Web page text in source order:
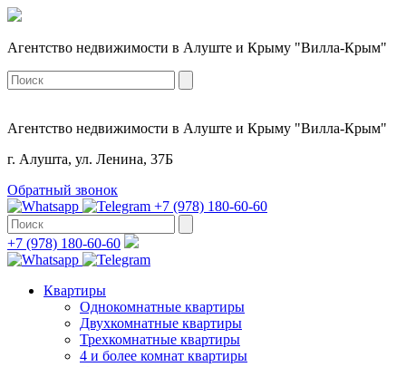
Агентство недвижимости в Алуште и Крыму "Вилла-Крым"
Агентство недвижимости в Алуште и Крыму "Вилла-Крым"
г. Алушта, ул. Ленина, 37Б
Обратный звонок
+7 (978) 180-60-60
+7 (978) 180-60-60
Квартиры
Однокомнатные квартиры
Двухкомнатные квартиры
Трехкомнатные квартиры
4 и более комнат квартиры